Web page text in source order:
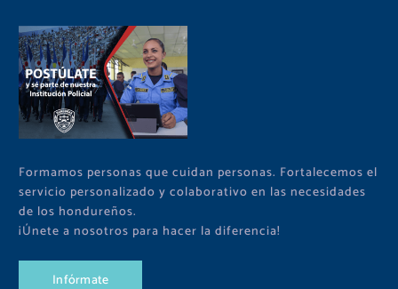
Formamos personas que cuidan personas. Fortalecemos el
servicio personalizado y colaborativo en las necesidades
de los hondureños.
¡Únete a nosotros para hacer la diferencia!
Infórmate